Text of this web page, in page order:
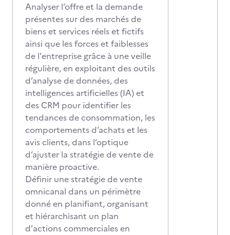
Analyser l’offre et la demande
présentes sur des marchés de
biens et services réels et fictifs
ainsi que les forces et faiblesses
de l'entreprise grâce à une veille
régulière, en exploitant des outils
d’analyse de données, des
intelligences artificielles (IA) et
des CRM pour identifier les
tendances de consommation, les
comportements d’achats et les
avis clients, dans l’optique
d’ajuster la stratégie de vente de
manière proactive.
Définir une stratégie de vente
omnicanal dans un périmètre
donné en planifiant, organisant
et hiérarchisant un plan
d'actions commerciales en